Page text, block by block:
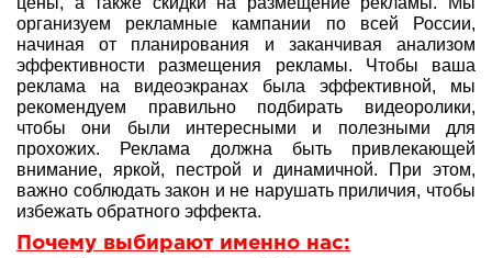
организуем рекламные кампании по всей России,
начиная от планирования и заканчивая анализом
эффективности размещения рекламы. Чтобы ваша
реклама на видеоэкранах была эффективной, мы
рекомендуем правильно подбирать видеоролики,
чтобы они были интересными и полезными для
прохожих. Реклама должна быть привлекающей
внимание, яркой, пестрой и динамичной. При этом,
важно соблюдать закон и не нарушать приличия, чтобы
избежать обратного эффекта.
Почему выбирают именно нас: